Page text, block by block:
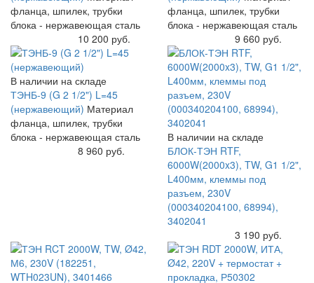
фланца, шпилек, трубки
блока - нержавеющая сталь
10 200 руб.
фланца, шпилек, трубки
блока - нержавеющая сталь
9 660 руб.
В наличии на складе
ТЭНБ-9 (G 2 1/2") L=45
(нержавеющий) Материал
фланца, шпилек, трубки
блока - нержавеющая сталь
8 960 руб.
В наличии на складе
БЛОК-ТЭН RTF,
6000W(2000x3), TW, G1 1/2",
L400мм, клеммы под
разъем, 230V
(000340204100, 68994),
3402041
3 190 руб.